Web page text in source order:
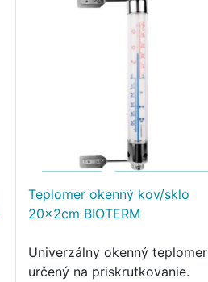
Teplomer okenný kov/sklo
20x2cm BIOTERM
Univerzálny okenný teplomer
určený na priskrutkovanie.